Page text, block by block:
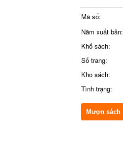
Mã số:
Năm xuất bản:
Khổ sách:
Số trang:
Kho sách:
Tình trạng:
Mượn sách